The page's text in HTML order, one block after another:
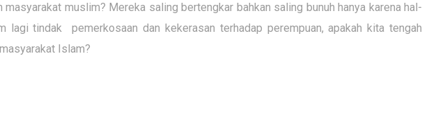
masyarakat muslim? Mereka saling bertengkar bahkan saling bunuh hanya karena hal-
lagi tindak pemerkosaan dan kekerasan terhadap perempuan, apakah kita tengah
Islam?